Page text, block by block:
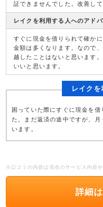
証できませんでした。改善して
レイクを利用する人へのアド
すぐに現金を借りられて確か
金額は多くなります。なので
越したことはないと思います
いいと思います。
レイクを
困っていた際にすぐに現金を
た。まだ返済の途中ですが、
います。
※口コミの内容は現在のサービス内容
詳細